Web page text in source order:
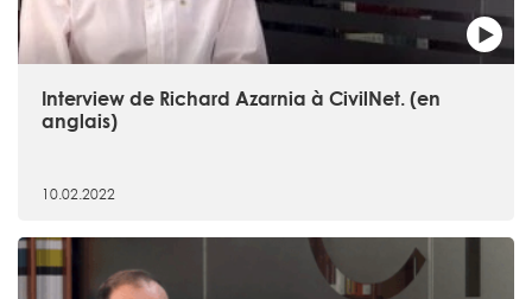
Interview de Richard Azarnia à CivilNet. (en
anglais)
10.02.2022